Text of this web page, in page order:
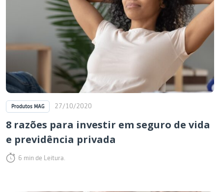
Produtos MAG 27/10/2020
8 razões para investir em seguro de vida
e previdência privada
6 min de Leitura.